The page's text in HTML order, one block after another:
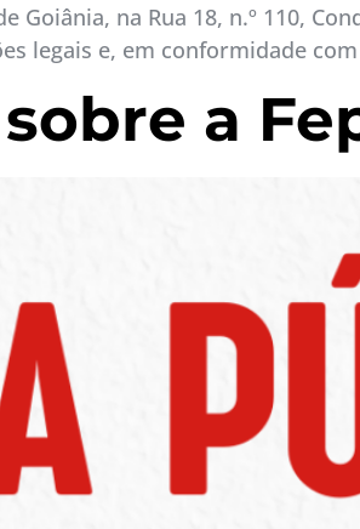
Goiânia, na Rua 18, n.º 110,
legais e, em conformidade
a